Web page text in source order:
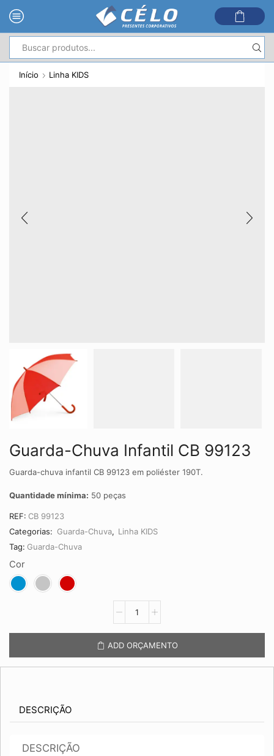
de
Início Linha KIDS
Guarda-Chuva Infantil CB 99123
Guarda-chuva infantil CB 99123 em poliéster 190T.
Quantidade mínima: 50 peças
REF: CB 99123
Categorias: Guarda-Chuva, Linha KIDS
Tag: Guarda-Chuva
Cor
99123
ADD ORÇAMENTO
DESCRIÇÃO
DESCRIÇÃO